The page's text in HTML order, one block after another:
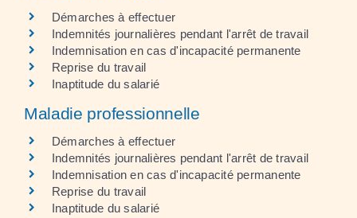
Démarches à effectuer
Indemnités journalières pendant l'arrêt de travail
Indemnisation en cas d'incapacité permanente
Reprise du travail
Inaptitude du salarié
Maladie professionnelle
Démarches à effectuer
Indemnités journalières pendant l'arrêt de travail
Indemnisation en cas d'incapacité permanente
Reprise du travail
Inaptitude du salarié